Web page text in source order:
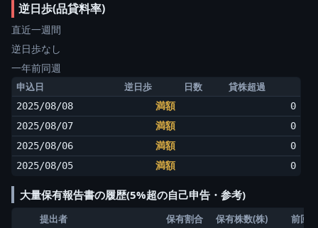
逆日歩(品貸料率)
直近一週間
逆日歩なし
一年前同週
申込日 逆日歩 日数 貸株超過
2025/08/08 満額
0
2025/08/07
満額
0
2025/08/06
満額
0
2025/08/05
満額 0
大量保有報告書の履歴(5%超の自己申告・参考)
提出者 保有割合 保有株数(株) 前回比